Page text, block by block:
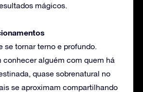
mágicos.
se tornar terno e profundo.
conhecer alguém com quem há
quase sobrenatural no
se aproximam compartilhando